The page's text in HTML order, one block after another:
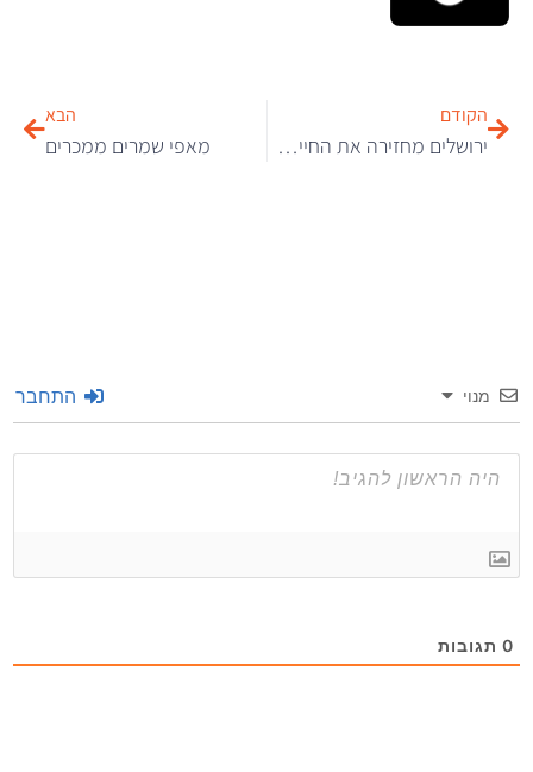
הקודם
ירושלים מחזירה את החיים: הסיפור מאחורי תהליך הפינוי-בינוי
הבא
מאפי שמרים ממכרים
מנוי התחבר
0תגובות